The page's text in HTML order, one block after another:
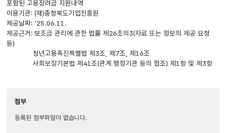
포함된 고용장려금 지원내역
이용기관: (재)충청북도기업진흥원
제공날짜: '25.06.11.
제공근거: 보조금 관리에 관한 법률 제26조의3(자료 또는 정보의 제공 요청
등)
청년고용촉진특별법 제3조, 제7조, 제16조
사회보장기본법 제41조(관계 행정기관 등의 협조) 제1항 및 제3항
첨부
등록된 첨부파일이 없습니다.